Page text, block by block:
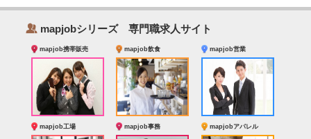
‰mapjobシリーズ 専門職求人サイト
mapjob携帯販売 mapjob飲食 mapjob営業
mapjob工場 mapjob事務 mapjobアパレル